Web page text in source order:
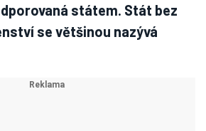
státem. Stát bez
se většinou nazývá